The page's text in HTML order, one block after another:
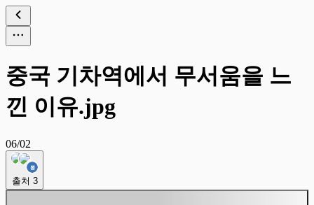
중국 기차역에서 무서움을 느
낀 이유.jpg
06/02
출처 3